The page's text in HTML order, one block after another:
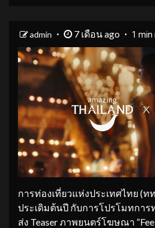
admin 7 เดือน ago 1 min
การท่องเที่ยวแห่งประเทศไทย (ท
ประเดิมต้นปี กับการโปรโมทการ
ส่ง Teaser ภาพยนตร์โฆษณา